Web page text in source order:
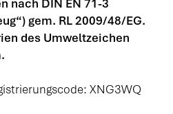
nach DIN EN 71-3
gem. RL 2009/48/EG.
des Umweltzeichen
XNG3WQ